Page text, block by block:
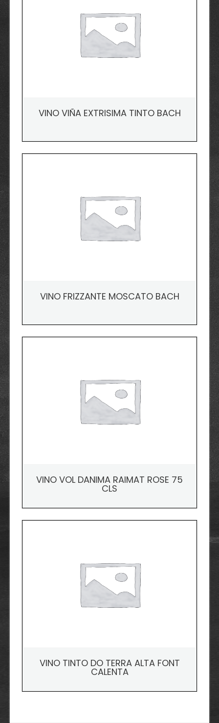
VINO VIÑA EXTRISIMA TINTO BACH
VINO FRIZZANTE MOSCATO BACH
VINO VOL DANIMA RAIMAT ROSE 75
CLS
VINO TINTO DO TERRA ALTA FONT
CALENTA